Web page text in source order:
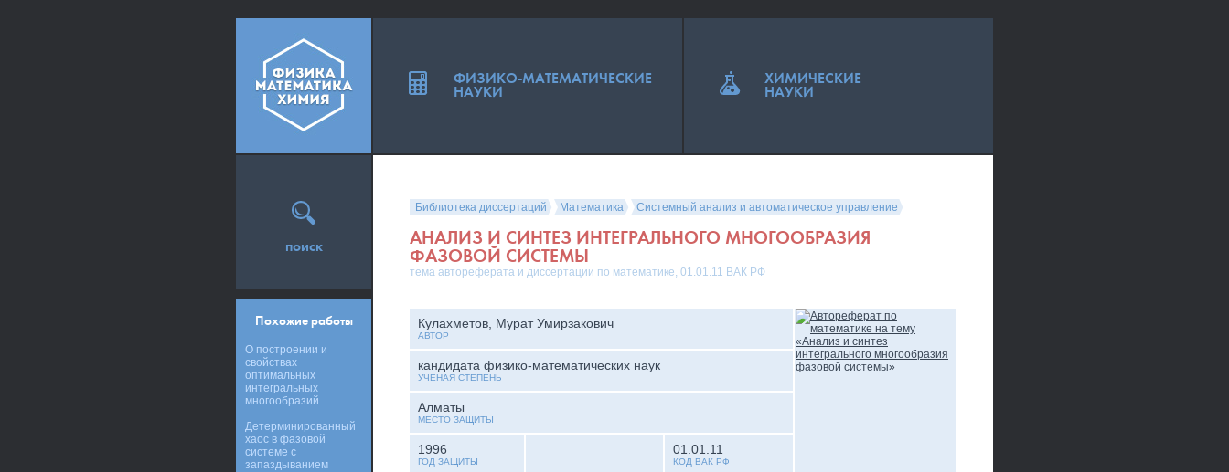
Библиотека диссертаций Математика Системный анализ и автоматическое управление
АНАЛИЗ И СИНТЕЗ ИНТЕГРАЛЬНОГО МНОГООБРАЗИЯ
ФАЗОВОЙ СИСТЕМЫ
тема автореферата и диссертации по математике, 01.01.11 ВАК РФ
Кулахметов, Мурат Умирзакович
АВТОР
кандидата физико-математических наук
УЧЕНАЯ СТЕПЕНЬ
Алматы
МЕСТО ЗАЩИТЫ
1996
ГОД ЗАЩИТЫ
01.01.11
КОД ВАК РФ
поиск
Похожие работы
О построении и
свойствах
оптимальных
интегральных
многообразий
Детерминированный
хаос в фазовой
системе с
запаздыванием
ФИЗИКО-МАТЕМАТИЧЕСКИЕ
НАУКИ
ХИМИЧЕСКИЕ
НАУКИ